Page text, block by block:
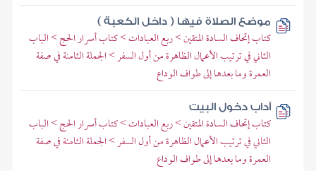
موضع الصلاة فيها ( داخل الكعبة )
كتاب إتحاف السادة المتقين > ربع العبادات > كتاب أسرار الحج > الباب
الثاني في ترتيب الأعمال الظاهرة من أول السفر > الجملة الثامنة في صفة
العمرة وما بعدها إلى طواف الوداع
آداب دخول البيت
كتاب إتحاف السادة المتقين > ربع العبادات > كتاب أسرار الحج > الباب
الثاني في ترتيب الأعمال الظاهرة من أول السفر > الجملة الثامنة في صفة
العمرة وما بعدها إلى طواف الوداع